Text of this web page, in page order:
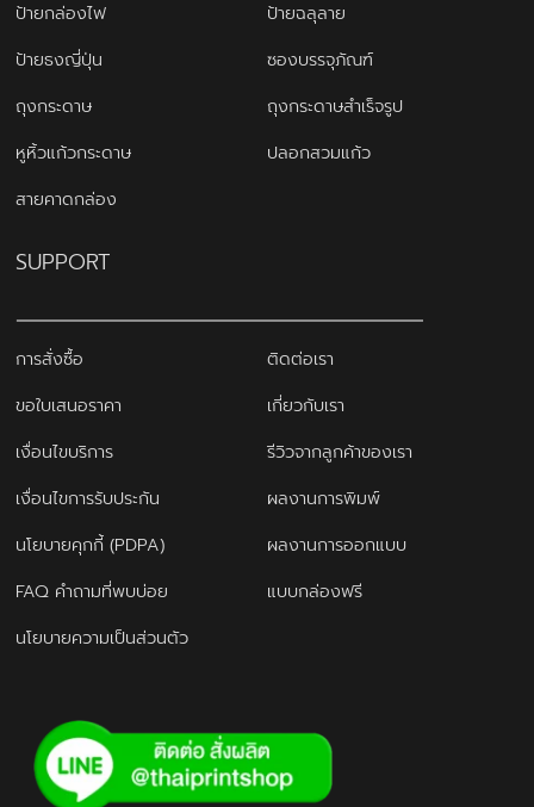
ป้ายกล่องไฟ
ป้ายฉลุลาย
ป้ายธงญี่ปุ่น
ซองบรรจุภัณฑ์
ถุงกระดาษ
ถุงกระดาษสำเร็จรูป
หูหิ้วแก้วกระดาษ
ปลอกสวมแก้ว
สายคาดกล่อง
SUPPORT
การสั่งซื้อ
ติดต่อเรา
ขอใบเสนอราคา
เกี่ยวกับเรา
เงื่อนไขบริการ
รีวิวจากลูกค้าของเรา
เงื่อนไขการรับประกัน
ผลงานการพิมพ์
นโยบายคุกกี้ (PDPA)
ผลงานการออกแบบ
FAQ คำถามที่พบบ่อย
แบบกล่องฟรี
นโยบายความเป็นส่วนตัว